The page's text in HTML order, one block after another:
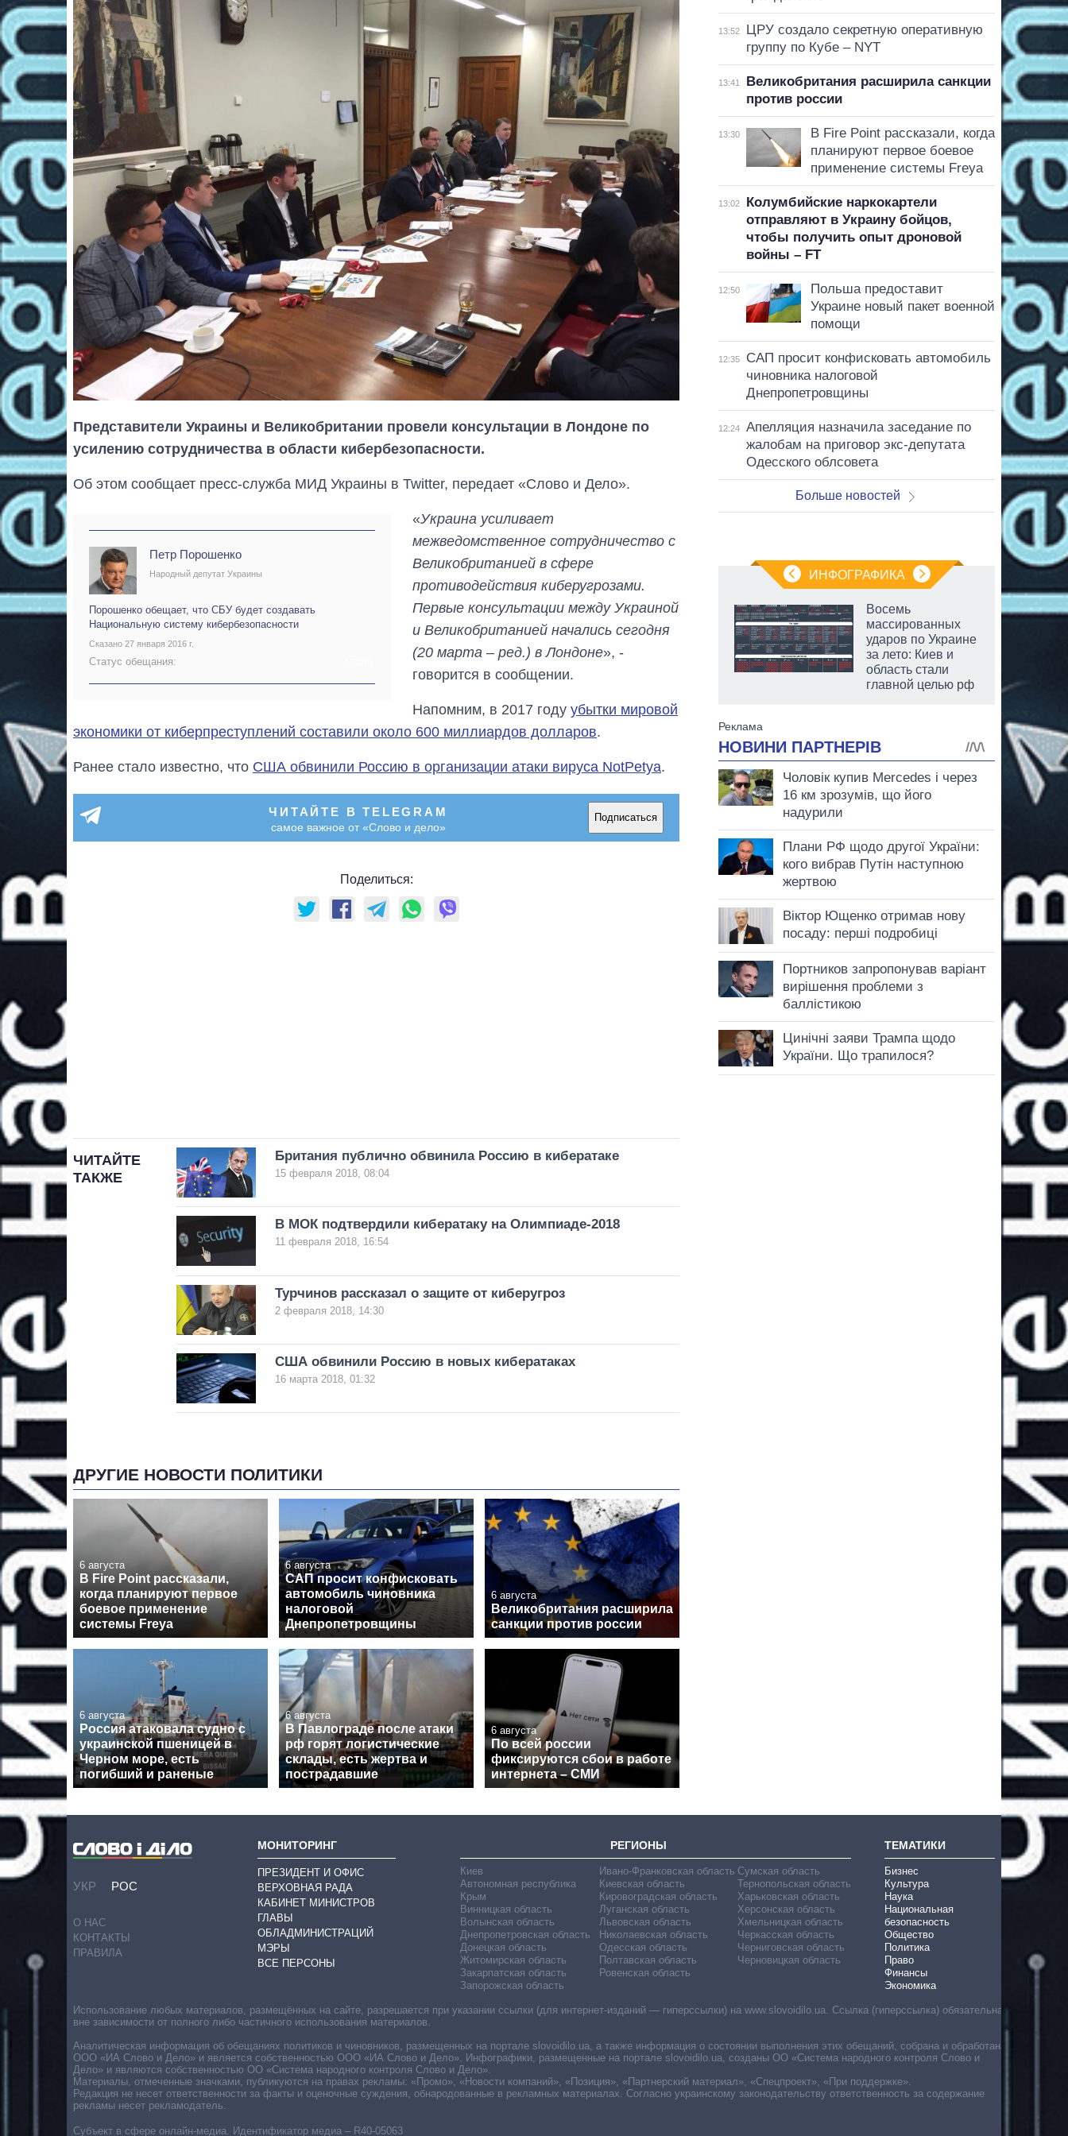
Представители Украины и Великобритании провели консультации в Лондоне по
усилению сотрудничества в области кибербезопасности.
Об этом сообщает пресс-служба МИД Украины в Twitter, передает «Слово и Дело».
Петр Порошенко
Народный депутат Украины
Порошенко обещает, что СБУ будет создавать
Национальную систему кибербезопасности
Сказано 27 января 2016 г.
Статус обещания:
«Украина усиливает
межведомственное сотрудничество с
Великобританией в сфере
противодействия киберугрозами.
Первые консультации между Украиной
и Великобританией начались сегодня
(20 марта – ред.) в Лондоне», -
говорится в сообщении.
Напомним, в 2017 годуубытки мировой
экономики от киберпреступлений составили около 600 миллиардов долларов.
Ранее стало известно, что США обвинили Россию в организации атаки вируса NotPetya.
ЧИТАЙТЕ В TELEGRAM
самое важное от «Слово и дело»
Подписаться
Поделиться:
ЧИТАЙТЕ
ТАКЖЕ
Британия публично обвинила Россию в кибератаке
15 февраля 2018, 08:04
В МОК подтвердили кибератаку на Олимпиаде-2018
11 февраля 2018, 16:54
Турчинов рассказал о защите от киберугроз
2 февраля 2018, 14:30
США обвинили Россию в новых кибератаках
16 марта 2018, 01:32
ДРУГИЕ НОВОСТИ ПОЛИТИКИ
6 августа
В Fire Point рассказали,
когда планируют первое
боевое применение
системы Freya
6 августа
САП просит конфисковать
автомобиль чиновника
налоговой
Днепропетровщины
6 августа
Великобритания расширила
санкции против россии
6 августа
Россия атаковала судно с
украинской пшеницей в
Черном море, есть
погибший и раненые
6 августа
В Павлограде после атаки
рф горят логистические
склады, есть жертва и
пострадавшие
6 августа
По всей россии
фиксируются сбои в работе
интернета – СМИ
13:52
ЦРУ создало секретную оперативную
группу по Кубе – NYT
13:41
Великобритания расширила санкции
против россии
13:30
В Fire Point рассказали, когда
планируют первое боевое
применение системы Freya
13:02
Колумбийские наркокартели
отправляют в Украину бойцов,
чтобы получить опыт дроновой
войны – FT
12:50
Польша предоставит
Украине новый пакет военной
помощи
12:35
САП просит конфисковать автомобиль
чиновника налоговой
Днепропетровщины
12:24
Апелляция назначила заседание по
жалобам на приговор экс-депутата
Одесского облсовета
Больше новостей
ИНФОГРАФИКА
Как выросли
тарифы на
холодную воду в
городах Украины
Восемь
массированных
ударов по Украине
за лето: Киев и
область стали
главной целью рф
УКР РОС
О НАС
КОНТАКТЫ
ПРАВИЛА
МОНИТОРИНГ
ПРЕЗИДЕНТ И ОФИС
ВЕРХОВНАЯ РАДА
КАБИНЕТ МИНИСТРОВ
ГЛАВЫ
ОБЛАДМИНИСТРАЦИЙ
МЭРЫ
ВСЕ ПЕРСОНЫ
РЕГИОНЫ
Киев
Автономная республика
Крым
Винницкая область
Волынская область
Днепропетровская область
Донецкая область
Житомирская область
Закарпатская область
Запорожская область
Ивано-Франковская область
Киевская область
Кировоградская область
Луганская область
Львовская область
Николаевская область
Одесская область
Полтавская область
Ровенская область
Сумская область
Тернопольская область
Харьковская область
Херсонская область
Хмельницкая область
Черкасская область
Черниговская область
Черновицкая область
ТЕМАТИКИ
Бизнес
Культура
Наука
Национальная
безопасность
Общество
Политика
Право
Финансы
Экономика
Субъект в сфере онлайн-медиа. Идентификатор медиа – R40-05063
Использование любых материалов, размещённых на сайте, разрешается при указании ссылки (для интернет-изданий — гиперссылки) на www.slovoidilo.ua. Ссылка (гиперссылка) обязательна
вне зависимости от полного либо частичного использования материалов.
Аналитическая информация об обещаниях политиков и чиновников, размещенных на портале slovoidilo.ua, а также информация о состоянии выполнения этих обещаний, собрана и обработана
ООО «ИА Слово и Дело» и является собственностью ООО «ИА Слово и Дело». Инфографики, размещенные на портале slovoidilo.ua, созданы ОО «Система народного контроля Слово и
Дело» и являются собственностью ОО «Система народного контроля Слово и Дело».
Материалы, отмеченные значками, публикуются на правах рекламы: «Промо», «Новости компаний», «Позиция», «Партнерский материал», «Спецпроект», «При поддержке».
Редакция не несет ответственности за факты и оценочные суждения, обнародованные в рекламных материалах. Согласно украинскому законодательству ответственность за содержание
рекламы несет рекламодатель.